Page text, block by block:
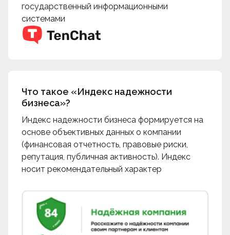
государственный информационными
системами
Что такое «Индекс надежности
бизнеса»?
Индекс надежности бизнеса формируется на
основе объективных данных о компании
(финансовая отчетность, правовые риски,
репутация, публичная активность). Индекс
носит рекомендательный характер